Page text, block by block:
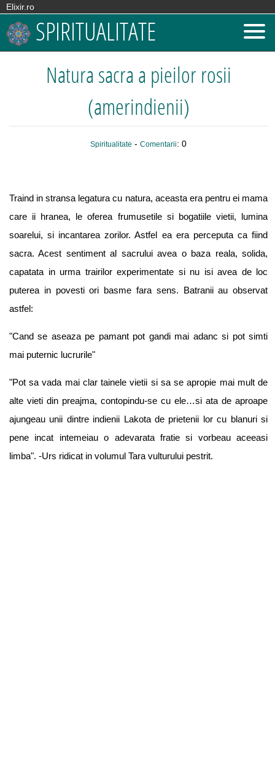
Elixir.ro
SPIRITUALITATE
Natura sacra a pieilor rosii
(amerindienii)
Spiritualitate -Comentarii: 0
Traind in stransa legatura cu natura, aceasta era pentru ei mama
care ii hranea, le oferea frumusetile si bogatiile vietii, lumina
soarelui, si incantarea zorilor. Astfel ea era perceputa ca fiind
sacra. Acest sentiment al sacrului avea o baza reala, solida,
capatata in urma trairilor experimentate si nu isi avea de loc
puterea in povesti ori basme fara sens. Batranii au observat
astfel:
"Cand se aseaza pe pamant pot gandi mai adanc si pot simti
mai puternic lucrurile"
"Pot sa vada mai clar tainele vietii si sa se apropie mai mult de
alte vieti din preajma, contopindu-se cu ele…si ata de aproape
ajungeau unii dintre indienii Lakota de prietenii lor cu blanuri si
pene incat intemeiau o adevarata fratie si vorbeau aceeasi
limba". -Urs ridicat in volumul Tara vulturului pestrit.